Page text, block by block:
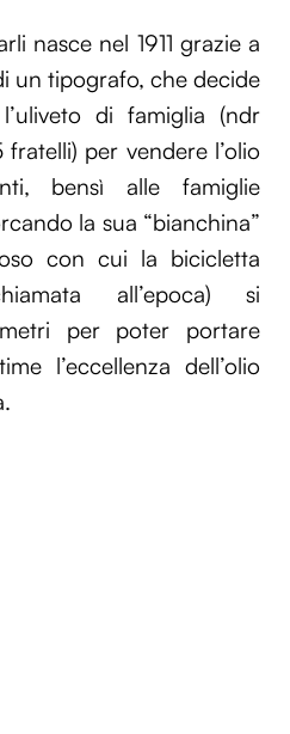
nasce nel 1911 grazie a
un tipografo, che decide
di famiglia (ndr
per vendere l’olio
bensì alle famiglie
la sua “bianchina”
con cui la bicicletta
all’epoca) si
per poter portare
l’eccellenza dell’olio